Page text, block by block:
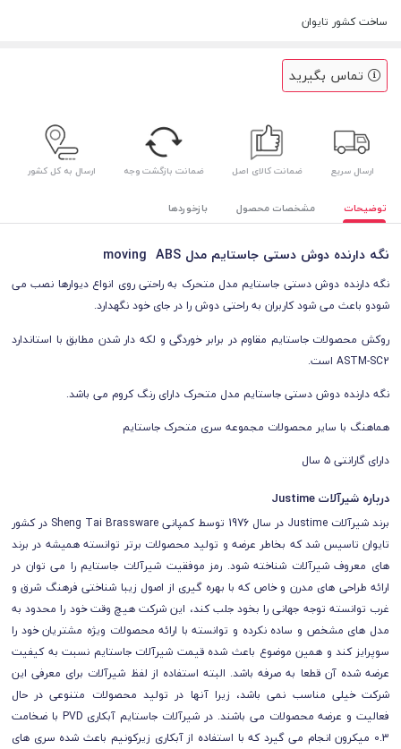
ساخت کشور تایوان
تماس بگیرید
ارسال سریع ضمانت کالای اصل ضمانت بازگشت وجه ارسال به کل کشور
توضیحات مشخصات محصول بازخوردها
نگه دارنده دوش دستی جاستایم مدل moving ABS
نگه دارنده دوش دستی جاستایم مدل متحرک به راحتی روی انواع دیوارها نصب می
شودو باعث می شود کاربران به راحتی دوش را در جای خود نگهدارد.
روکش محصولات جاستایم مقاوم در برابر خوردگی و لکه دار شدن مطابق با استاندارد
ASTM-SC2 است.
نگه دارنده دوش دستی جاستایم مدل متحرک دارای رنگ کروم می باشد.
هماهنگ با سایر محصولات مجموعه سری متحرک جاستایم
دارای گارانتی ۵ سال
درباره شیرآلات Justime
برند شیرآلات Justime در سال 1976 توسط کمپانی Sheng Tai Brassware در کشور
تایوان تاسیس شد که بخاطر عرضه و تولید محصولات برتر توانسته همیشه در برند
های معروف شیرآلات شناخته شود. رمز موفقیت شیرآلات جاستایم را می توان در
ارائه طراحی های مدرن و خاص که با بهره گیری از اصول زیبا شناختی فرهنگ شرق و
غرب توانسته توجه جهانی را بخود جلب کند، این شرکت هیچ وقت خود را محدود به
مدل های مشخص و ساده نکرده و توانسته با ارائه محصولات ویژه مشتریان خود را
سوپرایز کند و همین موضوع باعث شده قیمت شیرآلات جاستایم نسبت به کیفیت
عرضه شده آن قطعا به صرفه باشد. البته استفاده از لفظ شیرآلات برای معرفی این
شرکت خیلی مناسب نمی باشد، زیرا آنها در تولید محصولات متنوعی در حال
فعالیت و عرضه محصولات می باشند. در شیرآلات جاستایم آبکاری PVD با ضخامت
0.3 میکرون انجام می گیرد که با استفاده از آبکاری زیرکونیم باعث شده سری های